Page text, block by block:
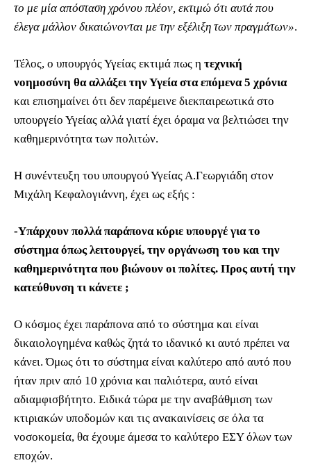
το με μία απόσταση χρόνου πλέον, εκτιμώ ότι αυτά που
έλεγα μάλλον δικαιώνονται με την εξέλιξη των πραγμάτων».
Τέλος, ο υπουργός Υγείας εκτιμά πως η τεχνική
νοημοσύνη θα αλλάξει την Υγεία στα επόμενα 5 χρόνια
και επισημαίνει ότι δεν παρέμεινε διεκπαιρεωτικά στο
υπουργείο Υγείας αλλά γιατί έχει όραμα να βελτιώσει την
καθημερινότητα των πολιτών.
Η συνέντευξη του υπουργού Υγείας Α.Γεωργιάδη στον
Μιχάλη Κεφαλογιάννη, έχει ως εξής :
-Υπάρχουν πολλά παράπονα κύριε υπουργέ για το
σύστημα όπως λειτουργεί, την οργάνωση του και την
καθημερινότητα που βιώνουν οι πολίτες. Προς αυτή την
κατεύθυνση τι κάνετε ;
Ο κόσμος έχει παράπονα από το σύστημα και είναι
δικαιολογημένα καθώς ζητά το ιδανικό κι αυτό πρέπει να
κάνει. Όμως ότι το σύστημα είναι καλύτερο από αυτό που
ήταν πριν από 10 χρόνια και παλιότερα, αυτό είναι
αδιαμφισβήτητο. Ειδικά τώρα με την αναβάθμιση των
κτιριακών υποδομών και τις ανακαινίσεις σε όλα τα
νοσοκομεία, θα έχουμε άμεσα το καλύτερο ΕΣΥ όλων των
εποχών.